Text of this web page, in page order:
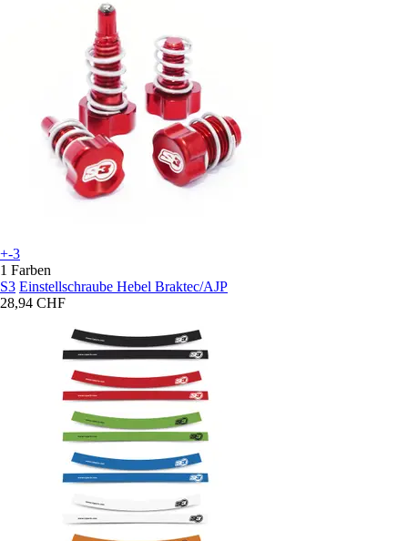
+-3
1 Farben
S3 Einstellschraube Hebel Braktec/AJP
28,94 CHF